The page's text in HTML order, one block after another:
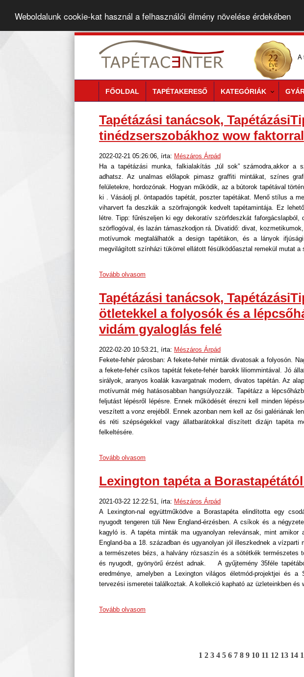
Weboldalunk cookie-kat használ a felhasználói élmény növelése érdekében
A
FŐOLDAL TAPÉTAKERESŐ KATEGÓRIÁK
Tapétázási tanácsok,
tinédzserszobákhoz wow faktorral
2022-02-21 05:26:06, írta: Mészáros Árpád
Ha a tapétázási munka, falkialakítás „túl sok” számodra,akkor a
adhatsz. Az unalmas előlapok pimasz graffiti mintákat, színes
felületekre, hordozónak. Hogyan működik, az a bútorok tapétával
ki . Vásáolj pl. öntapadós tapétát, poszter tapétákat. Menő stílus a
viharvert fa deszkák a szörfrajongók kedvelt tapétamintája. Ez
létre. Tipp: fűrészeljen ki egy dekoratív szörfdeszkát
szörflogóval, és lazán támaszkodjon rá. Divatidő: divat,
motívumok megtalálhatók a design tapétákon, és a lányok
megvilágított színházi tükörrel ellátott fésülködőasztal remekül mutat
Tovább olvasom
Tapétázási tanácsok,
ötletekkel a folyosók és a
vidám gyaloglás felé
2022-02-20 10:53:21, írta: Mészáros Árpád
Fekete-fehér párosban: A fekete-fehér minták divatosak a folyosón.
a fekete-fehér csíkos tapétát fekete-fehér barokk liliommintával. Jó
sirályok, aranyos koalák kavargatnak modern, divatos tapétán. Az
motívumát még hatásosabban hangsúlyozzák. Tapétázz a
feljutást lépésről lépésre. Ennek működését érezni kell minden
veszített a vonz erejéből. Ennek azonban nem kell az ősi galériának
és réti szépségekkel vagy állatbarátokkal díszített dizájn tapéta
felkeltésére.
Tovább olvasom
Lexington tapéta a
2021-03-22 12:22:51, írta: Mészáros Árpád
A Lexington-nal együttműködve a Borastapéta elindította egy
nyugodt tengeren túli New England-érzésben. A csíkok és a
kagyló is. A tapéta minták ma ugyanolyan relevánsak, mint amikor
England-ba a 18. században és ugyanolyan jól illeszkednek a
a természetes bézs, a halvány rózsaszín és a sötétkék természetes
és nyugodt, gyönyörű érzést adnak. A gyűjtemény 35féle
eredménye, amelyben a Lexington világos életmód-projektjei és a
tervezési ismeretei találkoztak. A kollekció kapható az üzleteinkben
Tovább olvasom
1 2 3 4 5 6 7 8 9 10 11 12 13 14